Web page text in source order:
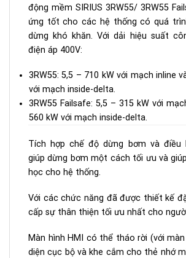
động mềm SIRIUS 3RW55/ 3RW55
ứng tốt cho các hệ thống có quá
dừng khó khăn. Với dải hiệu suất
điện áp 400V:
3RW55: 5,5 – 710 kW với mạch inline
với mạch inside-delta.
3RW55 Failsafe: 5,5 – 315 kW với
560 kW với mạch inside-delta.
Tích hợp chế độ dừng bơm và điều
giúp dừng bơm một cách tối ưu và
học cho hệ thống.
Với các chức năng đã được thiết kế
cấp sự thân thiện tối ưu nhất cho
Màn hình HMI có thể tháo rời (với
diện cục bộ và khe cắm cho thẻ nhớ